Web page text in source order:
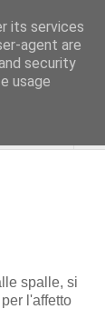
spalle, si
l'affetto
its services
agent are
security
usage